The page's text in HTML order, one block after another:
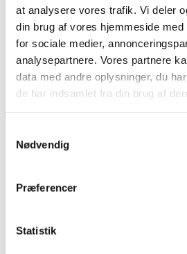
at analysere vores trafik. Vi deler
din brug af vores hjemmeside
for sociale medier,
analysepartnere. Vores partnere
data med andre oplysninger, du
de har indsamlet fra din brug af
Nødvendig
Præferencer
Statistik